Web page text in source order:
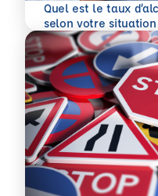
Quel est le taux
selon votre situation
En savoir plus